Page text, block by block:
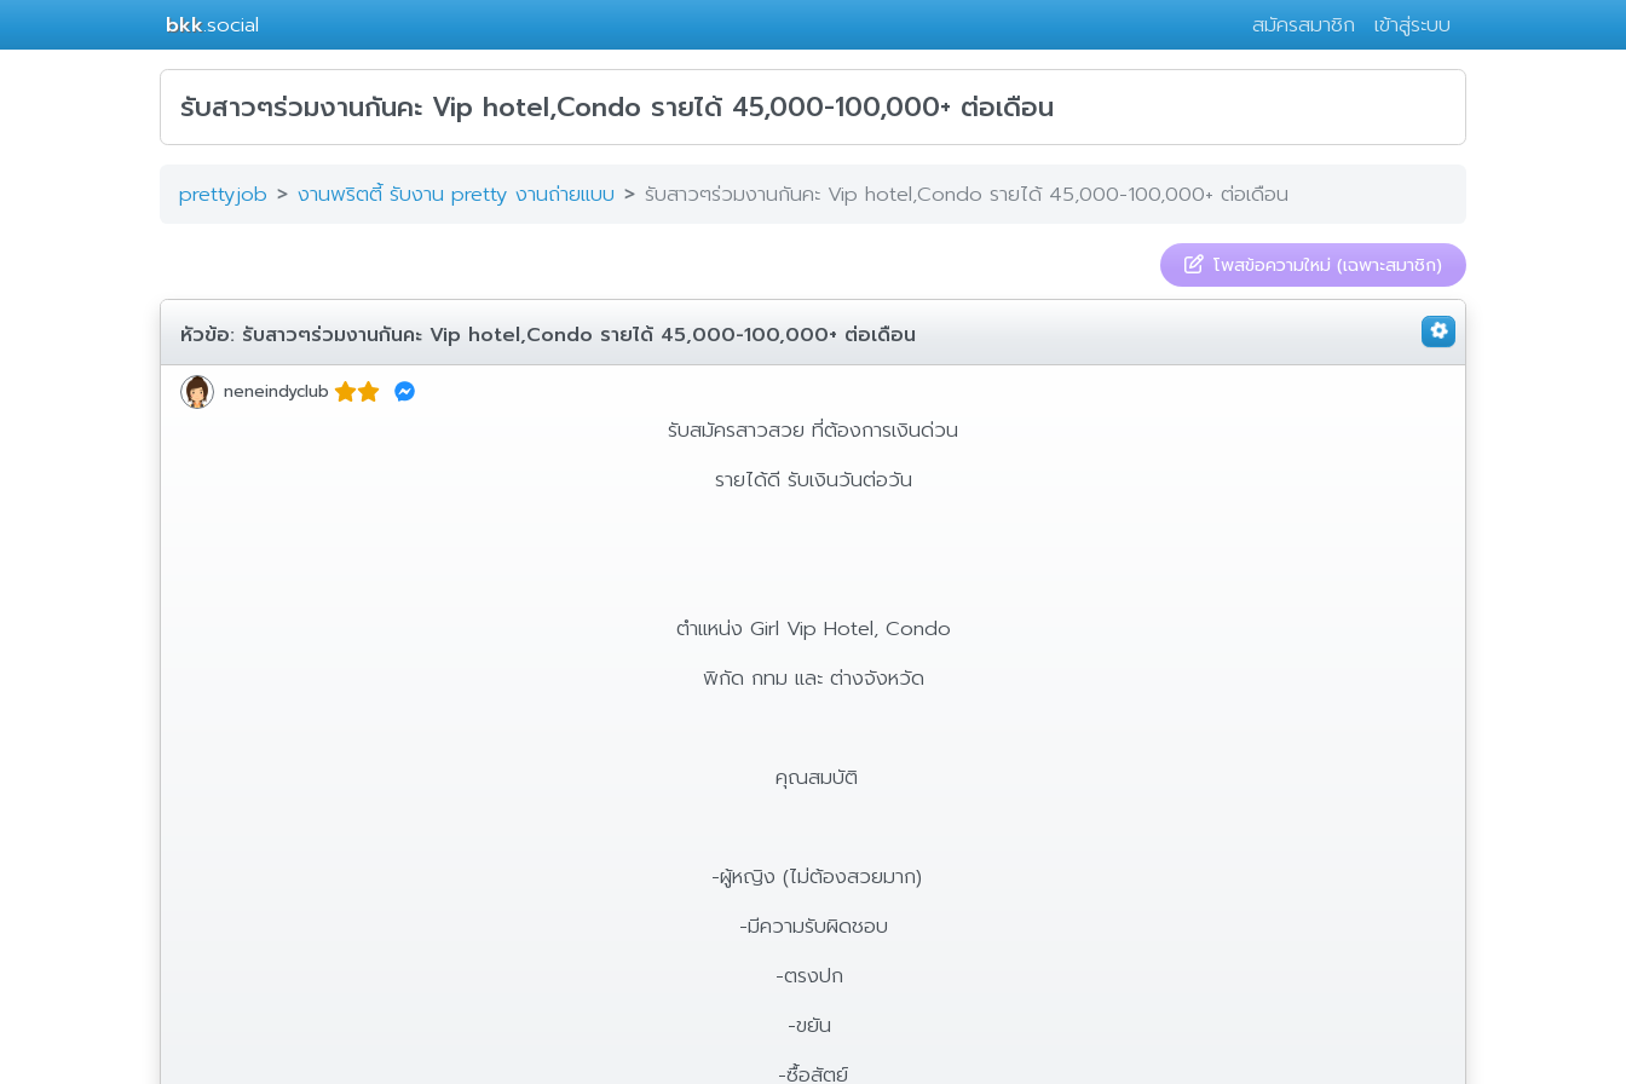
bkk.social สมัครสมาชิก เข้าสู่ระบบ
รับสาวๆร่วมงานกันคะ Vip hotel,Condo รายได้ 45,000-100,000+ ต่อเดือน
prettyjob งานพริตตี้ รับงาน pretty งานถ่ายแบบ รับสาวๆร่วมงานกันคะ Vip hotel,Condo รายได้ 45,000-100,000+ ต่อเดือน
โพสข้อความใหม่ (เฉพาะสมาชิก)
หัวข้อ: รับสาวๆร่วมงานกันคะ Vip hotel,Condo รายได้ 45,000-100,000+ ต่อเดือน
neneindyclub
รับสมัครสาวสวย ที่ต้องการเงินด่วน
รายได้ดี รับเงินวันต่อวัน
ตำแหน่ง Girl Vip Hotel, Condo
พิกัด กทม และ ต่างจังหวัด
คุณสมบัติ
-ผู้หญิง (ไม่ต้องสวยมาก)
-มีความรับผิดชอบ
-ตรงปก
-ขยัน
-ซื้อสัตย์